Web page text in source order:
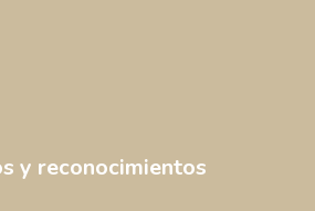
y reconocimientos